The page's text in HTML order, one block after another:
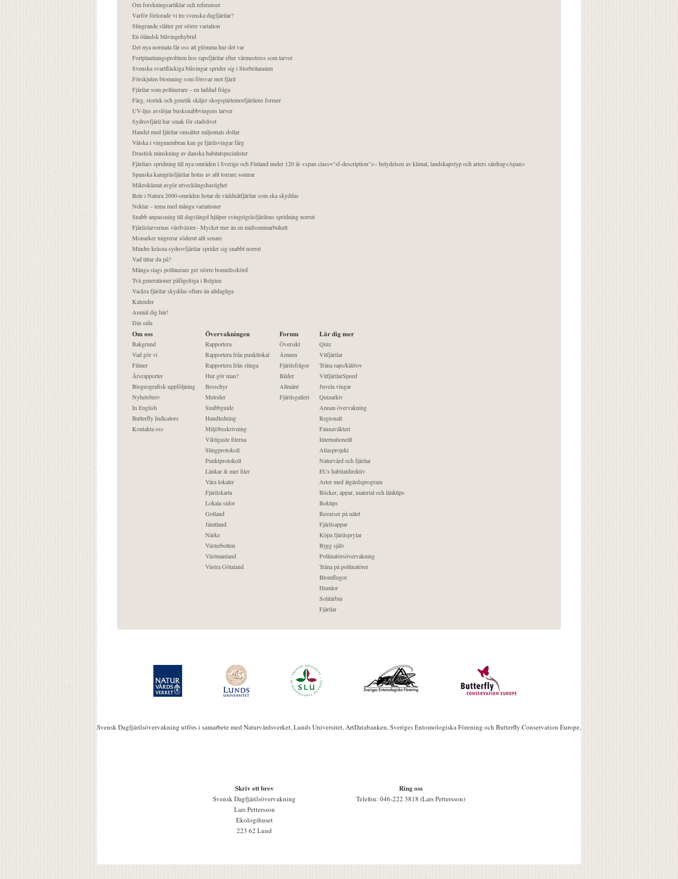
Om forskningsartiklar och referenser
Varför förlorade vi tre svenska dagfjärilar?
Slingrande slåtter ger större variation
En öländsk blåvingehybrid
Det nya normala får oss att glömma hur det var
Fortplantningsproblem hos rapsfjärilar efter värmestress som larver
Svenska svartfläckiga blåvingar sprider sig i Storbritannien
Förskjuten blomning som försvar mot fjäril
Fjärilar som pollinerare – en laddad fråga
Färg, storlek och genetik skiljer skogspärlemorfjärilens former
UV-ljus avslöjar busksnabbvingens larver
Sydrovfjäril har smak för stadslivet
Handel med fjärilar omsätter miljontals dollar
Vätska i vingmembran kan ge fjärilsvingar färg
Drastisk minskning av danska habitatspecialister
Fjärilars spridning till nya områden i Sverige och Finland under 120 år <span class="sf-description">– betydelsen av klimat, landskapstyp och arters särdrag</span>
Spanska kamgräsfjärilar hotas av allt torrare somrar
Mikroklimat avgör utvecklingshastighet
Bete i Natura 2000-områden hotar de väddnätfjärilar som ska skyddas
Nektar – tema med många variationer
Snabb anpassning till dagslängd hjälper svingelgräsfjärilens spridning norrut
Fjärilslarvernas värdväxter– Mycket mer än en midsommarbukett
Monarker migrerar söderut allt senare
Mindre kräsna sydrovfjärilar sprider sig snabbt norrut
Vad tittar du på?
Många slags pollinerare ger större bomullsskörd
Två generationer påfågelöga i Belgien
Vackra fjärilar skyddas oftare än alldagliga
Kalender
Anmäl dig här!
Din sida
Om oss
Bakgrund
Vad gör vi
Filmer
Årsrapporter
Biogeografisk uppföljning
Nyhetsbrev
In English
Butterfly Indicators
Kontakta oss
Övervakningen
Rapportera
Rapportera från punktlokal
Rapportera från slinga
Hur gör man?
Broschyr
Metoder
Snabbguide
Handledning
Miljöbeskrivning
Viktigaste filerna
Slingprotokoll
Punktprotokoll
Länkar & mer filer
Våra lokaler
Fjärilskarta
Lokala sidor
Gotland
Jämtland
Närke
Västerbotten
Västmanland
Västra Götaland
Forum
Översikt
Ämnen
Fjärilsfrågor
Bilder
Allmänt
Fjärilsgalleri
Lär dig mer
Quiz
Vitfjärilar
Träna raps/kål/rov
VitfjärilarSpeed
Juvela vingar
Quizarkiv
Annan övervakning
Regionalt
Faunaväkteri
Internationellt
Atlasprojekt
Naturvård och fjärilar
EUs habitatdirektiv
Arter med åtgärdsprogram
Böcker, appar, material och länktips
Boktips
Resurser på nätet
Fjärilsappar
Köpa fjärilsprylar
Bygg själv
Pollinatörsövervakning
Träna på pollinatörer
Blomflugor
Humlor
Solitärbin
Fjärilar
Svensk Dagfjärilsövervakning utförs i samarbete med Naturvårdsverket, Lunds Universitet, ArtDatabanken, Sveriges Entomologiska Förening och Butterfly Conservation Europe.
Skriv ett brev
Svensk Dagfjärilsövervakning
Lars Pettersson
Ekologihuset
223 62 Lund
Ring oss
Telefon: 046-222 3818 (Lars Pettersson)